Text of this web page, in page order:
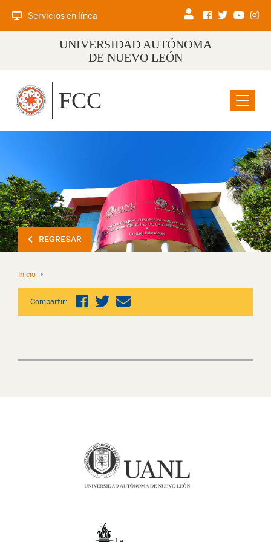
Servicios en línea
UNIVERSIDAD AUTÓNOMA
DE NUEVO LEÓN
Menu
FCC
REGRESAR
Inicio
Compartir: